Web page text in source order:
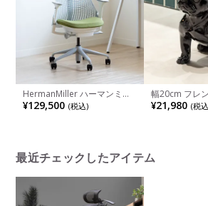
HermanMiller ハーマンミラ
ー オフィスチェア Sayl Chair
セイルチェア ホワイトフレー
¥129,500 (税込)
幅20cm フレ
オブジェ メタ
テリア小物 イ
¥21,980 (税
最近チェックしたアイテム